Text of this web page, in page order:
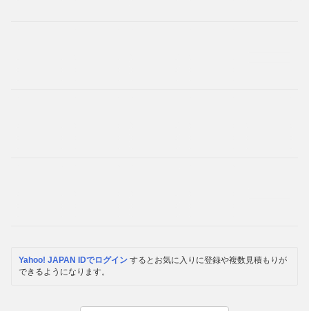
Yahoo! JAPAN IDでログイン するとお気に入りに登録や複数見積もりが
できるようになります。